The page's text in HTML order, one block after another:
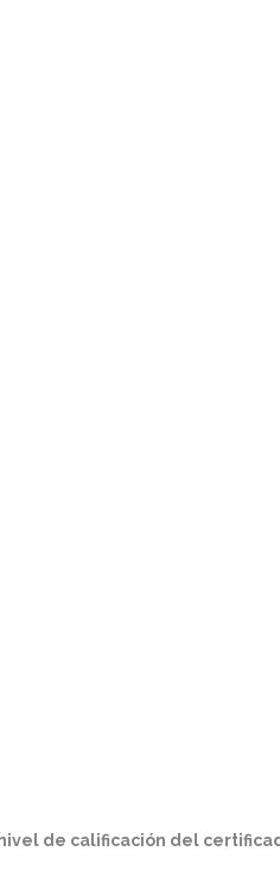
de calificación del